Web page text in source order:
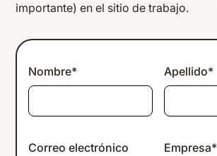
importante) en el sitio de trabajo.
Nombre* Apellido*
Correo electrónico
Empresa*